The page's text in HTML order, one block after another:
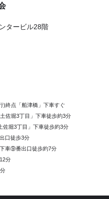
タービル28階
)終点「船津橋」下車すぐ
佐堀3丁目」下車徒歩約3分
佐堀3丁目」下車徒歩約3分
口徒歩3分
車⑨番出口徒歩約7分
分